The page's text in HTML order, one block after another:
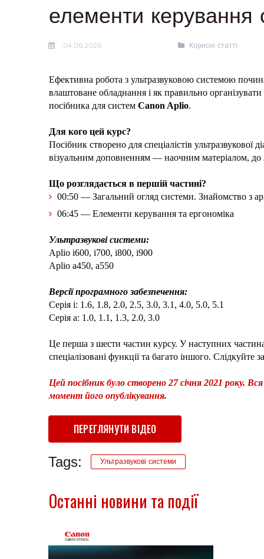
елементи керування
04.06.2026 Корисні статті
Ефективна робота з ультразвуковою системою
влаштоване обладнання і як правильно
посібника для систем Canon Aplio.
Для кого цей курс?
Посібник створено для спеціалістів
візуальним доповненням — наочним матеріалом, до
Що розглядається в першій частині?
00:50 — Загальний огляд системи. Знайомство з
06:45 — Елементи керування та ергономіка
Ультразвукові системи:
Aplio i600, i700, i800, i900
Aplio a450, a550
Версії програмного забезпечення:
Серія i: 1.6, 1.8, 2.0, 2.5, 3.0, 3.1, 4.0, 5.0, 5.1
Серія a: 1.0, 1.1, 1.3, 2.0, 3.0
Це перша з шести частин курсу. У наступних
спеціалізовані функції та багато іншого.
Цей посібник було створено 27 січня 2021 року.
момент його опублікування.
ПЕРЕГЛЯНУТИ ВІДЕО
Tags: Ультразвукові системи
Останні новини та події